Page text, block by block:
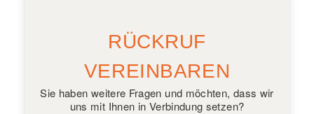
RÜCKRUF
VEREINBAREN
Sie haben weitere Fragen und möchten, dass wir
uns mit Ihnen in Verbindung setzen?